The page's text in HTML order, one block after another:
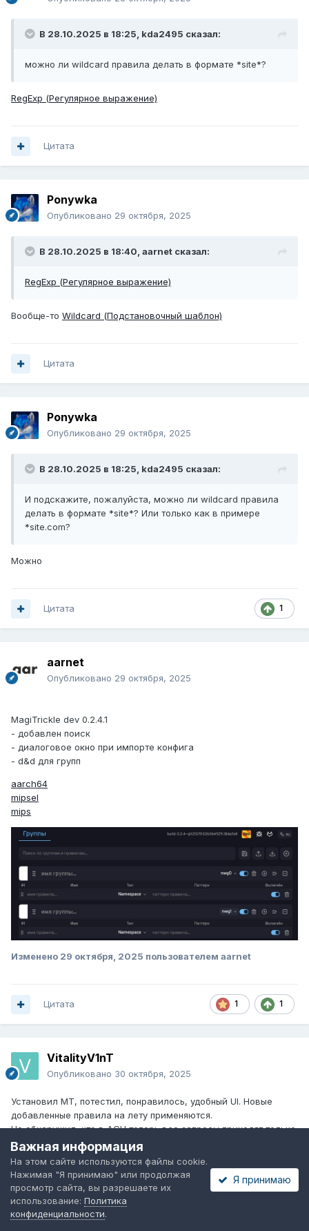
В 28.10.2025 в 18:25, kda2495 сказал:
можно ли wildcard правила делать в формате *site*?
RegExp (Регулярное выражение)
Цитата
Ponywka
Опубликовано 29 октября, 2025
В 28.10.2025 в 18:40, aarnet сказал:
RegExp (Регулярное выражение)
Вообще-то Wildcard (Подстановочный шаблон)
Цитата
Ponywka
Опубликовано 29 октября, 2025
В 28.10.2025 в 18:25, kda2495 сказал:
И подскажите, пожалуйста, можно ли wildcard правила
делать в формате *site*? Или только как в примере
*site.com?
Можно
1
Цитата
aarnet
Опубликовано 29 октября, 2025
MagiTrickle dev 0.2.4.1
- добавлен поиск
- диалоговое окно при импорте конфига
- d&d для групп
aarch64
mipsel
mips
Изменено 29 октября, 2025 пользователем aarnet
1 1
Цитата
VitalityV1nT
Опубликовано 30 октября, 2025
Установил MT, потестил, понравилось, удобный UI. Новые
добавленные правила на лету применяются.
Но обнаружил, что в AGH теперь все запросы приходят только
с localhost, а конкретных клиентов он больше не видит. С этим
что-то можно сделать или при использовании MT только так и
никак иначе?
Изменено30 октября, 2025пользователем VitalityV1nT
Конечно же MT, а не MK. Опечатка.
Важная информация
На этом сайте используются файлы cookie.
Нажимая "Я принимаю" или продолжая
просмотр сайта, вы разрешаете их
использование: Политика
конфиденциальности.
Я принимаю